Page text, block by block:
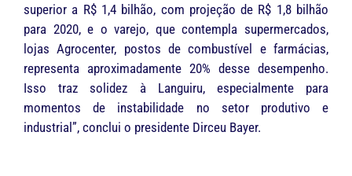
superior a R$ 1,4 bilhão, com projeção de R$ 1,8 bilhão
para 2020, e o varejo, que contempla supermercados,
lojas Agrocenter, postos de combustível e farmácias,
representa aproximadamente 20% desse desempenho.
Isso traz solidez à Languiru, especialmente para
momentos de instabilidade no setor produtivo e
industrial”, conclui o presidente Dirceu Bayer.